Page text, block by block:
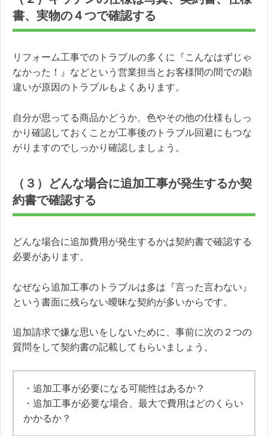
書、実物の４つで確認する
リフォーム工事でのトラブルの多くに『こんなはずじゃ
なかった！』などという営業担当とお客様間の間での勘
違いが原因のトラブルもよくあります。
自分が思ってる商品かどうか、色やその他の仕様もしっ
かり確認しておくことが工事後のトラブル回避にもつな
がりますのでしっかり確認しましょう。
（３）どんな場合に追加工事が発生するか契
約書で確認する
どんな場合に追加費用が発生するかは契約書で確認する
必要があります。
なぜなら追加工事のトラブルは多は『言った言わない』
という書面に残らない曖昧な契約が多いからです。
追加請求で嫌な思いをしないために、事前に次の２つの
質問をして契約書の記載してもらいましょう。
・追加工事が必要になる可能性はあるか？
・追加工事が必要な場合、最大で費用はどのくらい
かかるか？